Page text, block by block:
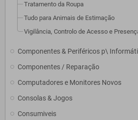
Tratamento da Roupa
Tudo para Animais de Estimação
Vigilância, Controlo de Acesso e
Componentes & Periféricos p\
Componentes / Reparação
Computadores e Monitores Novos
Consolas & Jogos
Consumiveis